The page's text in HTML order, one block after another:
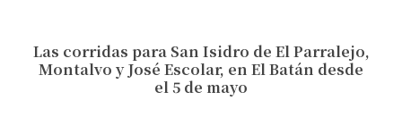
Las corridas para San Isidro de El Parralejo,
Montalvo y José Escolar, en El Batán desde
el 5 de mayo